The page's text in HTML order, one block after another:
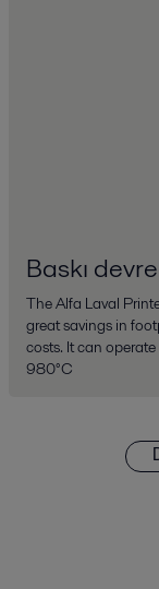
Baskı
The Alfa Laval
great savings in
costs. It can
980°C